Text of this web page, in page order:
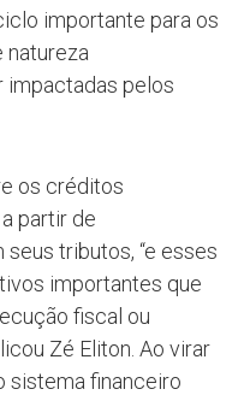
importante para os
natureza
impactadas pelos
os créditos
partir de
tributos, “e esses
importantes que
fiscal ou
Zé Eliton. Ao virar
sistema financeiro